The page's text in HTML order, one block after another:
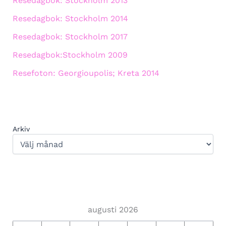
Resedagbok: Stockholm 2014
Resedagbok: Stockholm 2017
Resedagbok:Stockholm 2009
Resefoton: Georgioupolis; Kreta 2014
Arkiv
augusti 2026